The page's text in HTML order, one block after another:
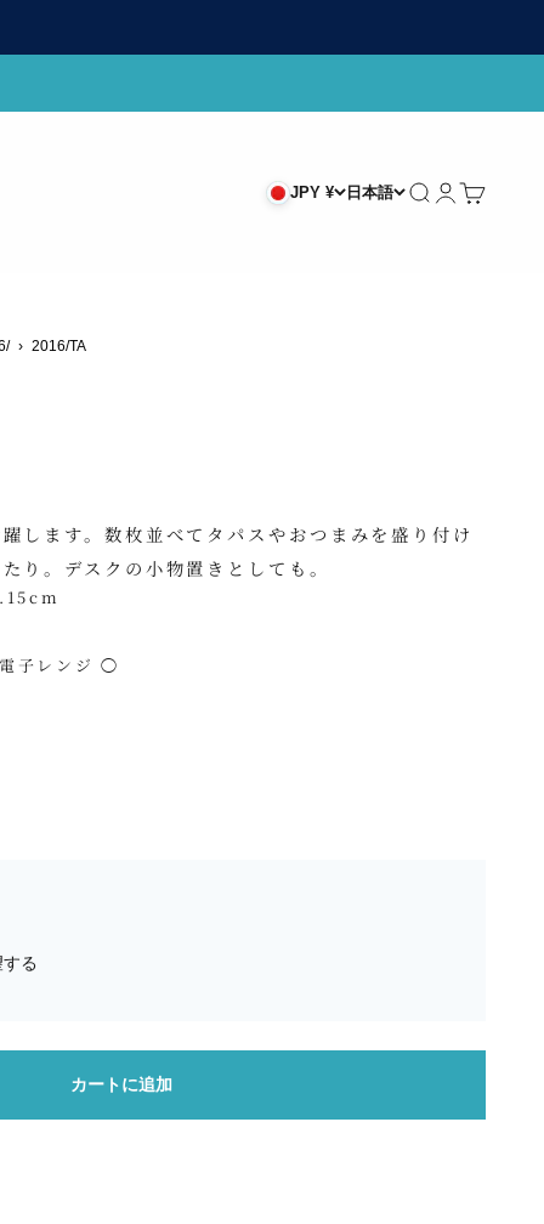
JPY ¥ 日本語 検索 ログイン
カート
› 2016/TA
します。数枚並べてタパスやおつまみを盛り付け
り。デスクの小物置きとしても。
子レンジ ◯
る
カートに追加